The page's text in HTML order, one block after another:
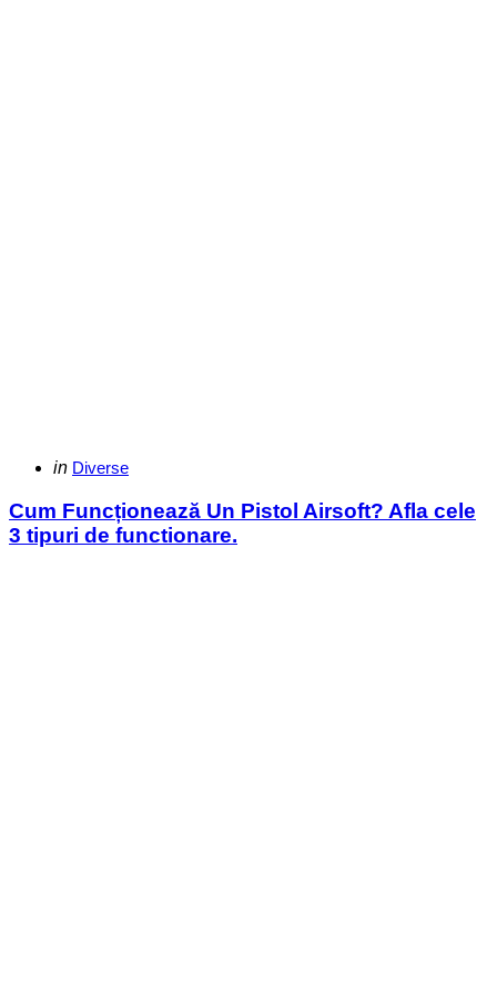
Categories
Posted
in Diverse
Cum Funcționează Un Pistol Airsoft? Afla cele
3 tipuri de functionare.